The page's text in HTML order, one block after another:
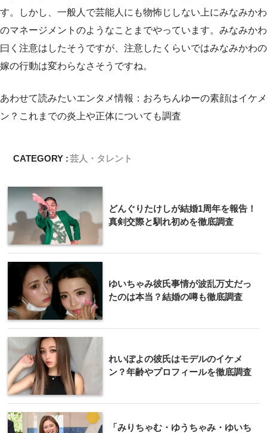
す。しかし、一般人で芸能人にも物怖じしない上にみなみかわ
のマネージメントのようなことまでやっています。みなみかわ
曰く注意はしたそうですが、注意したくらいではみなみかわの
嫁の行動は変わらなさそうですね。
あわせて読みたいエンタメ情報： おろちんゆーの素顔はイケメ
ン？これまでの炎上や正体についても調査
CATEGORY :芸人・タレント
どんぐりたけしが結婚1周年を報告！
真剣交際と馴れ初めを徹底調査
ゆいちゃみ彼氏事情が波乱万丈だっ
たのは本当？結婚の噂も徹底調査
れいぽよの彼氏はモデルのイケメ
ン？年齢やプロフィールを徹底調査
「みりちゃむ・ゆうちゃみ・ゆいち